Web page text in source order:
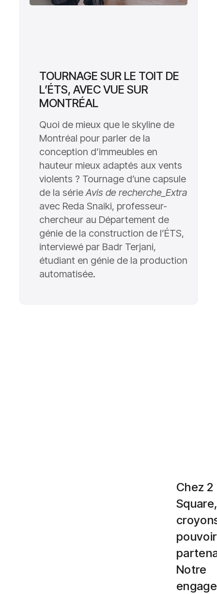
TOURNAGE SUR LE TOIT DE
L’ÉTS, AVEC VUE SUR
MONTRÉAL
Quoi de mieux que le skyline de
Montréal pour parler de la
conception d’immeubles en
hauteur mieux adaptés aux vents
violents ? Tournage d’une capsule
de la sérieAvis de recherche_Extra
avec Reda Snaiki, professeur-
chercheur au Département de
génie de la construction de l’ÉTS,
interviewé par Badr Terjani,
étudiant en génie de la production
automatisée.
Chez 2
Notre